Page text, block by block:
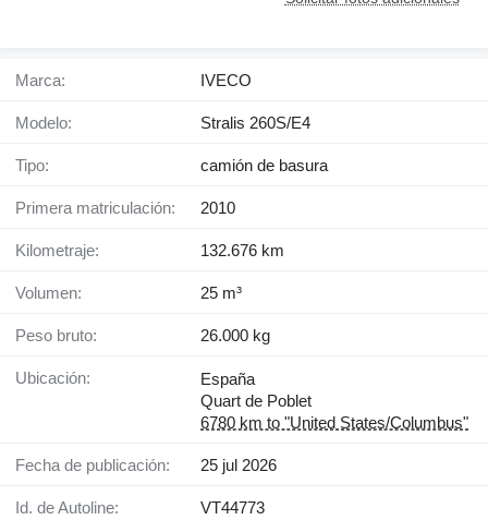
Marca: IVECO
Modelo: Stralis 260S/E4
Tipo: camión de basura
Primera matriculación: 2010
Kilometraje: 132.676 km
Volumen: 25 m³
Peso bruto: 26.000 kg
Ubicación:
España
Quart de Poblet
6780 km to "United States/Columbus"
Fecha de publicación: 25 jul 2026
Id. de Autoline: VT44773